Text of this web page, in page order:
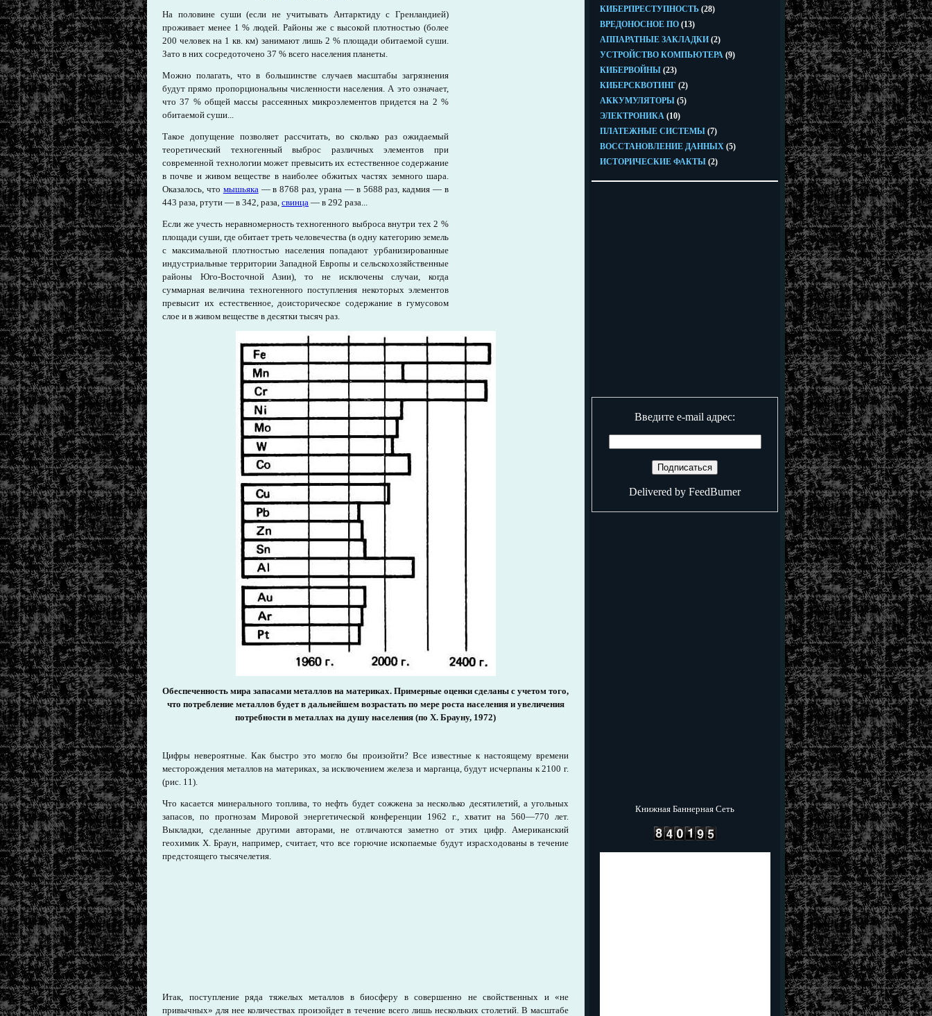
На половине суши (если не учитывать Антарктиду с Гренландией)
проживает менее 1 % людей. Районы же с высокой плотностью (более
200 человек на 1 кв. км) занимают лишь 2 % площади обитаемой суши.
Зато в них сосредоточено 37 % всего населения планеты.
Можно полагать, что в большинстве случаев масштабы загрязнения
будут прямо пропорциональны численности населения. А это означает,
что 37 % общей массы рассеянных микроэлементов придется на 2 %
обитаемой суши...
Такое допущение позволяет рассчитать, во сколько раз ожидаемый
теоретический техногенный выброс различных элементов при
современной технологии может превысить их естественное содержание
в почве и живом веществе в наиболее обжитых частях земного шара.
Оказалось, что мышьяка— в 8768 раз, урана — в 5688 раз, кадмия — в
443 раза, ртути — в 342, раза, свинца — в 292 раза...
Если же учесть неравномерность техногенного выброса внутри тех 2 %
площади суши, где обитает треть человечества (в одну категорию земель
с максимальной плотностью населения попадают урбанизированные
индустриальные территории Западной Европы и сельскохозяйственные
районы Юго-Восточной Азии), то не исключены случаи, когда
суммарная величина техногенного поступления некоторых элементов
превысит их естественное, доисторическое содержание в гумусовом
слое и в живом веществе в десятки тысяч раз.
Обеспеченность мира запасами металлов на материках. Примерные оценки сделаны с учетом того,
что потребление металлов будет в дальнейшем возрастать по мере роста населения и увеличения
потребности в металлах на душу населения (по X. Брауну, 1972)
Цифры невероятные. Как быстро это могло бы произойти? Все известные к настоящему времени
месторождения металлов на материках, за исключением железа и марганца, будут исчерпаны к 2100 г.
(рис. 11).
Что касается минерального топлива, то нефть будет сожжена за несколько десятилетий, а угольных
запасов, по прогнозам Мировой энергетической конференции 1962 г., хватит на 560—770 лет.
Выкладки, сделанные другими авторами, не отличаются заметно от этих цифр. Американский
геохимик X. Браун, например, считает, что все горючие ископаемые будут израсходованы в течение
предстоящего тысячелетия.
Итак, поступление ряда тяжелых металлов в биосферу в совершенно не свойственных и «не
привычных» для нее количествах произойдет в течение всего лишь нескольких столетий. В масштабе